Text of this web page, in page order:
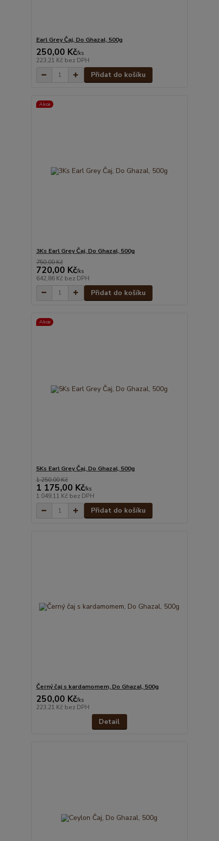
Earl Grey Čaj, Do Ghazal, 500g
250,00 Kč/ks
223,21 Kč bez DPH
Přidat do košíku
Akce
3Ks Earl Grey Čaj, Do Ghazal, 500g
750,00 Kč
720,00 Kč/ks
642,86 Kč bez DPH
Přidat do košíku
Akce
5Ks Earl Grey Čaj, Do Ghazal, 500g
1 250,00 Kč
1 175,00 Kč/ks
1 049,11 Kč bez DPH
Přidat do košíku
Černý čaj s kardamomem, Do Ghazal, 500g
250,00 Kč/ks
223,21 Kč bez DPH
Detail